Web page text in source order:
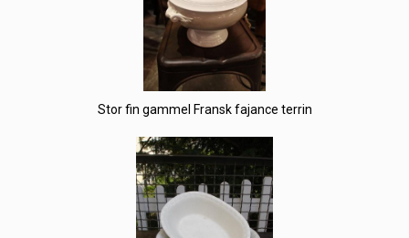
Stor fin gammel Fransk fajance terrin